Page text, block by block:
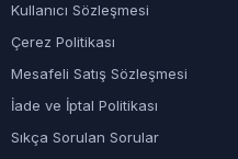
Kullanıcı Sözleşmesi
Çerez Politikası
Mesafeli Satış Sözleşmesi
İade ve İptal Politikası
Sıkça Sorulan Sorular